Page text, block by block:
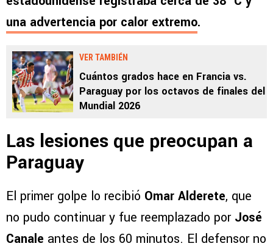
una advertencia por calor extremo.
VER TAMBIÉN
Cuántos grados hace en Francia vs.
Paraguay por los octavos de finales del
Mundial 2026
Las lesiones que preocupan a
Paraguay
El primer golpe lo recibió Omar Alderete, que
no pudo continuar y fue reemplazado por José
Canale antes de los 60 minutos. El defensor no